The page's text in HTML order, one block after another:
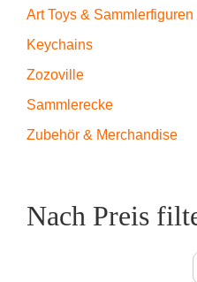
Art Toys & Sammlerfiguren
Keychains
Zozoville
Sammlerecke
Zubehör & Merchandise
Nach Preis